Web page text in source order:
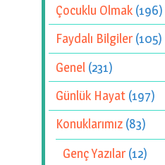
Çocuklu Olmak (196)
Faydalı Bilgiler(105)
Genel (231)
Günlük Hayat (197)
Konuklarımız (83)
Genç Yazılar(12)